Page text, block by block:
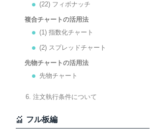
(22) フィボナッチ
複合チャートの活用法
(1) 指数化チャート
(2) スプレッドチャート
先物チャートの活用法
先物チャート
6. 注文執行条件について
フル板編